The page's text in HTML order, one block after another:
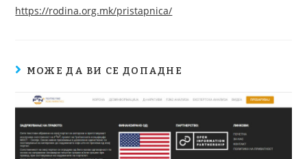
https://rodina.org.mk/pristapnica/
МОЖЕ ДА ВИ СЕ ДОПАДНЕ